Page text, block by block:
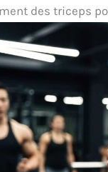
des triceps